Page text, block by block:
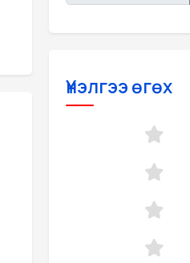
Үнэлгээ өгөх